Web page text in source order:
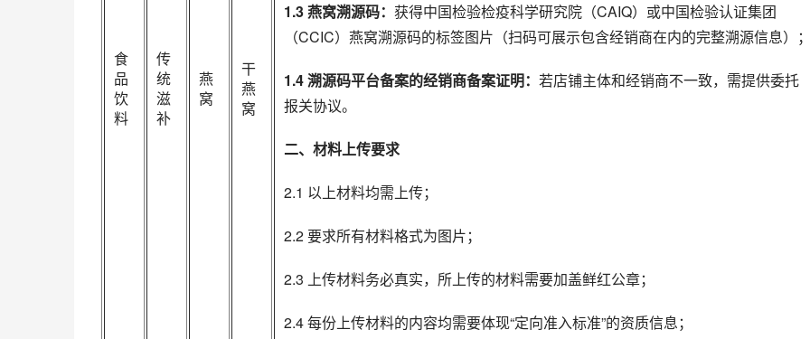
食
品
饮
料
传
统
滋
补
燕
窝
干
燕
窝
1.3 燕窝溯源码： 获得中国检验检疫科学研究院（CAIQ）或中国检验认证集团
（CCIC）燕窝溯源码的标签图片（扫码可展示包含经销商在内的完整溯源信息）
1.4 溯源码平台备案的经销商备案证明： 若店铺主体和经销商不一致，需提供委托
报关协议。
二、材料上传要求
2.1 以上材料均需上传；
2.2 要求所有材料格式为图片；
2.3 上传材料务必真实，所上传的材料需要加盖鲜红公章；
2.4 每份上传材料的内容均需要体现“定向准入标准”的资质信息；